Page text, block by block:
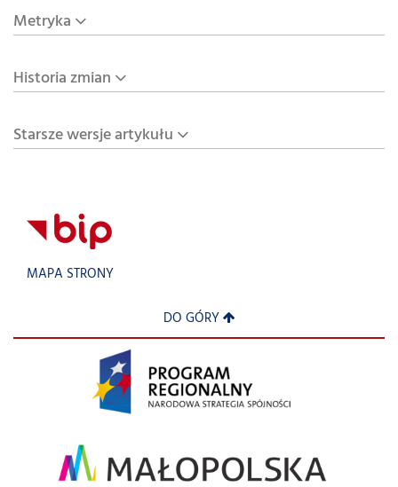
Metryka
Historia zmian
Starsze wersje artykułu
MAPA STRONY
DO GÓRY